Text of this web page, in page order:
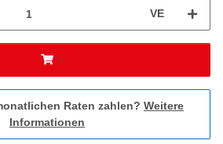
VE
Raten zahlen? Weitere
Informationen